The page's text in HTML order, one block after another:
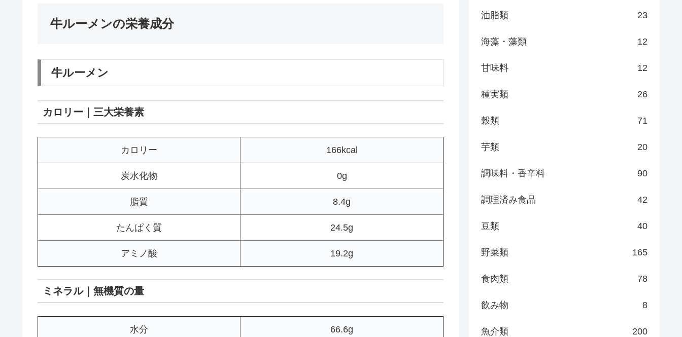
牛ルーメンの栄養成分
牛ルーメン
カロリー｜三大栄養素
カロリー 166kcal
炭水化物 0g
脂質 8.4g
たんぱく質 24.5g
アミノ酸 19.2g
ミネラル｜無機質の量
水分 66.6g
油脂類 23
海藻・藻類 12
甘味料 12
種実類 26
穀類 71
芋類 20
調味料・香辛料 90
調理済み食品 42
豆類 40
野菜類 165
食肉類 78
飲み物 8
魚介類 200